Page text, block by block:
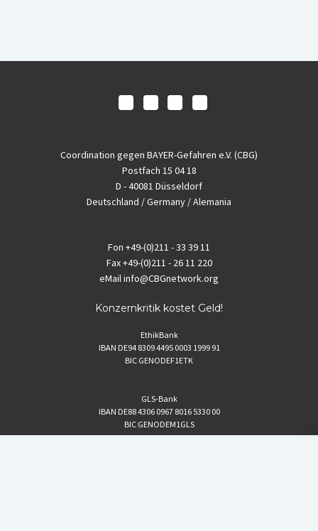
Coordination gegen BAYER-Gefahren e.V. (CBG)
Postfach 15 04 18
D - 40081 Düsseldorf
Deutschland / Germany / Alemania
Fon +49-(0)211 - 33 39 11
Fax+49-(0)211 - 26 11 220
eMailinfo@CBGnetwork.org
Konzernkritik kostet Geld!
EthikBank
IBAN DE94 8309 4495 0003 1999 91
BIC GENODEF1ETK
GLS-Bank
IBAN DE88 4306 0967 8016 5330 00
BIC GENODEM1GLS